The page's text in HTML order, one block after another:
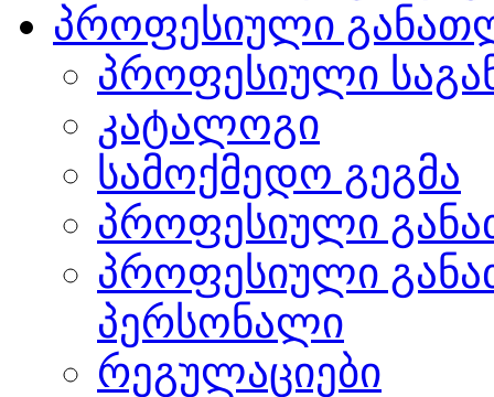
პროფესიული
პროფესიული
კატალოგი
სამოქმედო გეგმა
პროფესიული
პროფესიული
პერსონალი
რეგულაციები